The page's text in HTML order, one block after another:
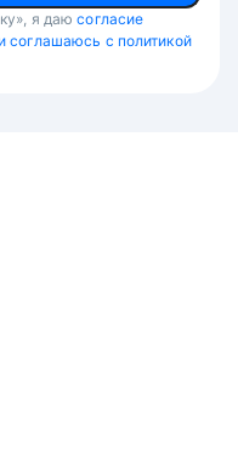
я даю согласие
соглашаюсь с политикой